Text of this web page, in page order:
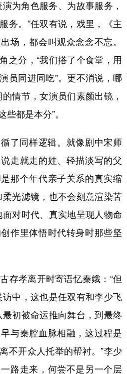
角色服务、为故事服务，
务。”任双有说，戏里，《主
场，都会叫观众念念不忘。
之分，“我们搭了个食堂，用
员同进同吃”。更不消说，哪
情节，女演员们素颜出镜，
些都是本分”。
同样逻辑。就像剧中宋师
走就走的娃、轻描淡写的父
那个年代亲子关系的真实缩
柔光滤镜，也不会刻意渲染苦
对时代、真实地呈现人物命
作里体悟时代转身时那些坚
孝离开时寄语忆秦娥：“但
中，这也是任双有和李少飞
最初被命运推向舞台，到最终
与秦腔血脉相融，这过程是
不开众人托举的帮衬。”李少
路走来，何尝不是另一个层